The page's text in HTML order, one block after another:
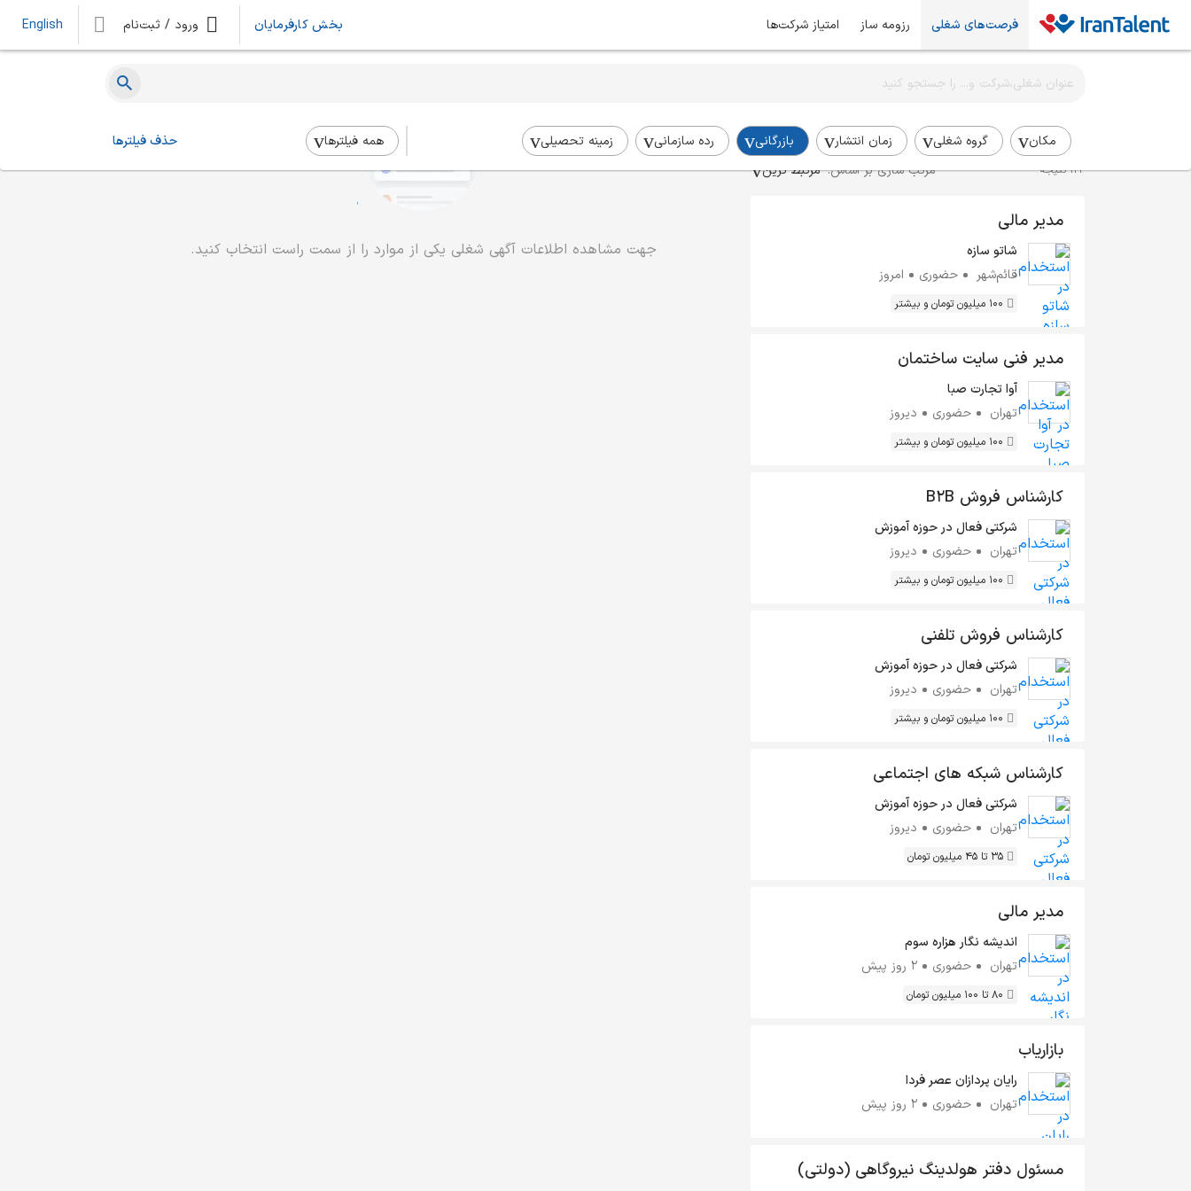
فرصت‌های شغلی رزومه ساز امتیاز شرکت‌ها بخش کارفرمایان ورود / ثبت‌نام English
مکان گروه شغلی زمان انتشار بازرگانی رده سازمانی زمینه تحصیلی همه فیلتر‌ها حذف فیلترها
اطلاع‌رسانی شغلی را برای این جستجو فعال کنید
استخدام بازرگانی
122 نتیجه مرتب سازی بر اساس: مرتبط ترین
مدیر مالی
شاتو سازه
قائم‌شهر
حضوری امروز
100 میلیون تومان و بیشتر
مدیر فنی سایت ساختمان
آوا تجارت صبا
تهران
حضوری دیروز
100 میلیون تومان و بیشتر
کارشناس فروش B2B
شرکتی فعال در حوزه آموزش
تهران
حضوری دیروز
100 میلیون تومان و بیشتر
کارشناس فروش تلفنی
شرکتی فعال در حوزه آموزش
تهران
حضوری دیروز
100 میلیون تومان و بیشتر
کارشناس شبکه های اجتماعی
شرکتی فعال در حوزه آموزش
تهران
حضوری دیروز
35 تا 45 میلیون تومان
مدیر مالی
اندیشه نگار هزاره سوم
تهران
حضوری 2 روز پیش
80 تا 100 میلیون تومان
بازاریاب
رایان پردازان عصر فردا
تهران
حضوری 2 روز پیش
مسئول دفتر هولدینگ نیروگاهی (دولتی)
جهت مشاهده اطلاعات آگهی شغلی یکی از موارد را از سمت راست انتخاب کنید.